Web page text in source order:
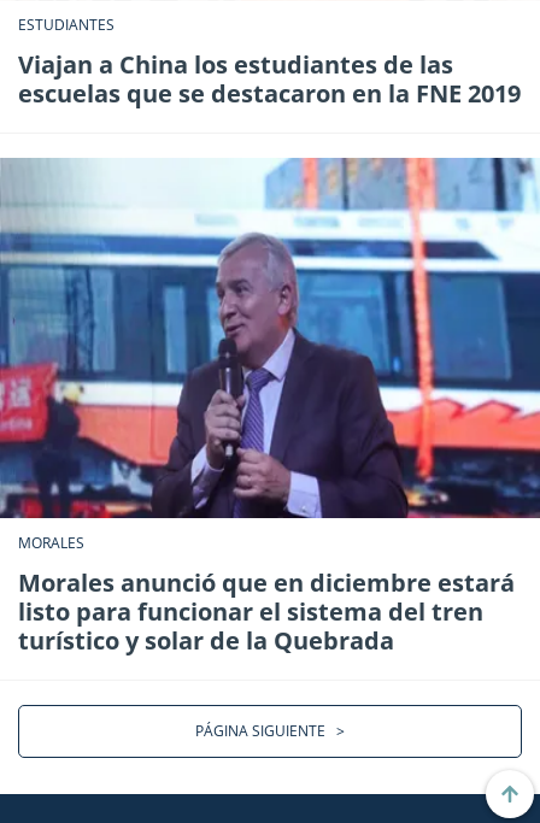
ESTUDIANTES
Viajan a China los estudiantes de las
escuelas que se destacaron en la FNE 2019
MORALES
Morales anunció que en diciembre estará
listo para funcionar el sistema del tren
turístico y solar de la Quebrada
PÁGINA SIGUIENTE >